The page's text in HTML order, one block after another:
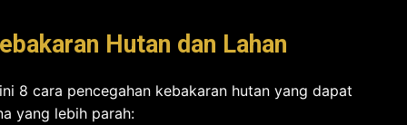
Hutan dan Lahan
8 cara pencegahan kebakaran hutan yang dapat
yang lebih parah: